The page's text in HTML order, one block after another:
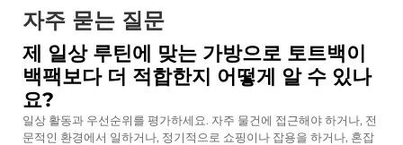
자주 묻는 질문
제 일상 루틴에 맞는 가방으로 토트백이
백팩보다 더 적합한지 어떻게 알 수 있나
요?
일상 활동과 우선순위를 평가하세요. 자주 물건에 접근해야 하거나, 전
문적인 환경에서 일하거나, 정기적으로 쇼핑이나 잡용을 하거나, 혼잡